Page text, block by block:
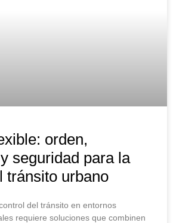
orden,
seguridad para la
tránsito urbano
del tránsito en entornos
requiere soluciones que combinen